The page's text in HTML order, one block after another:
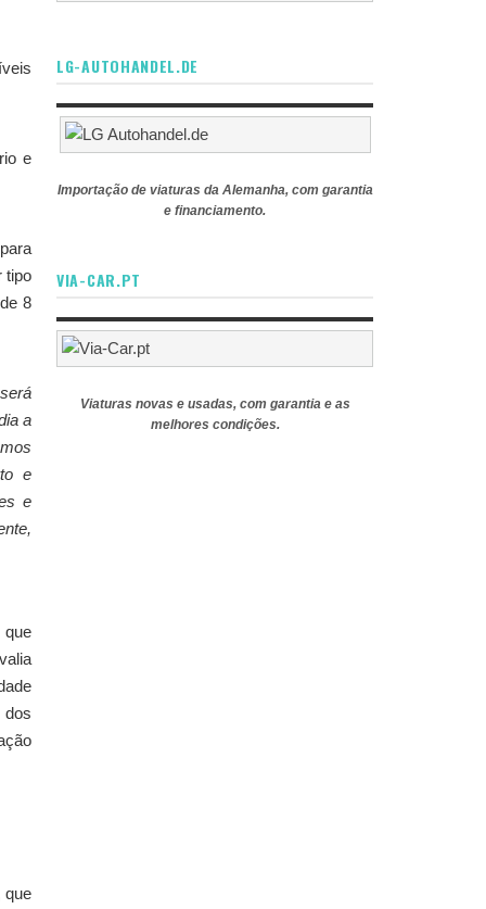
e
tipo
8
a
e
e
que
LG-AUTOHANDEL.DE
Importação de viaturas da Alemanha, com garantia
e financiamento.
VIA-CAR.PT
Viaturas novas e usadas, com garantia e as
melhores condições.